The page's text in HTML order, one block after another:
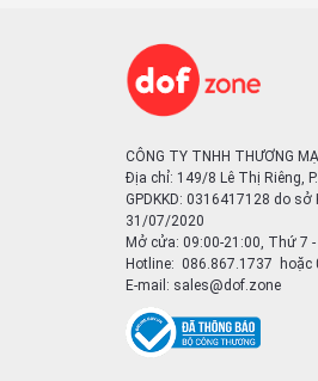
CÔNG TY TNHH THƯƠNG
Địa chỉ: 149/8 Lê Thị Riêng,
GPDKKD: 0316417128 do sở
31/07/2020
Mở cửa: 09:00-21:00, Thứ 7
Hotline: 086.867.1737 hoặc
E-mail: sales@dof.zone